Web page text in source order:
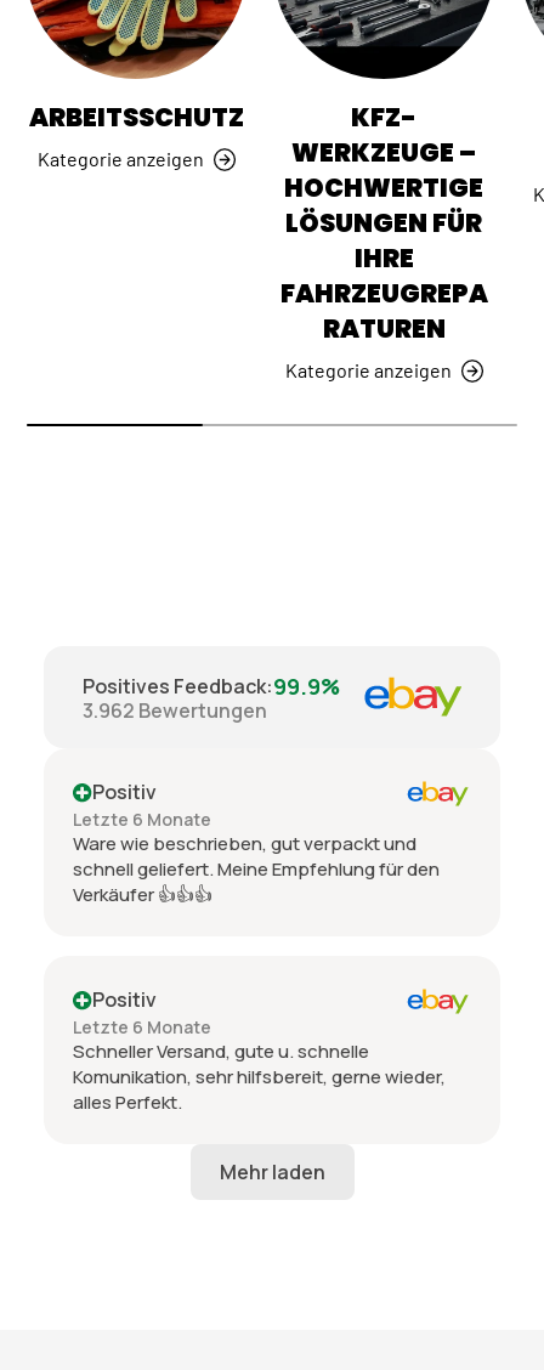
ARBEITSSCHUTZ
Kategorie anzeigen
KFZ-
WERKZEUGE –
HOCHWERTIGE
LÖSUNGEN FÜR
IHRE
FAHRZEUGREPA
RATUREN
Kategorie anzeigen
Positives Feedback:99.9%
3.962 Bewertungen
Positiv
Letzte 6 Monate
Ware wie beschrieben, gut verpackt und
schnell geliefert. Meine Empfehlung für den
Verkäufer 👍👍👍
Positiv
Letzte 6 Monate
Schneller Versand, gute u. schnelle
Komunikation, sehr hilfsbereit, gerne wieder,
alles Perfekt.